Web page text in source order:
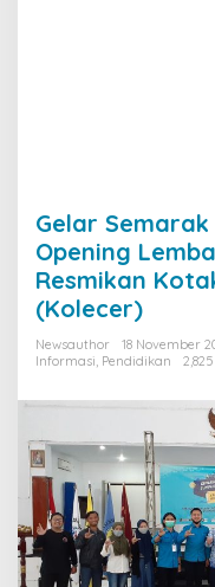
Gelar
Opening
Resmikan
(Kolecer)
Newsauthor
18 November
Informasi, Pendidikan